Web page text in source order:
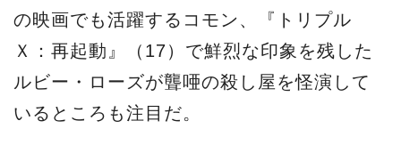
の映画でも活躍するコモン、『トリプル
Ｘ：再起動』（17）で鮮烈な印象を残した
ルビー・ローズが聾唖の殺し屋を怪演して
いるところも注目だ。